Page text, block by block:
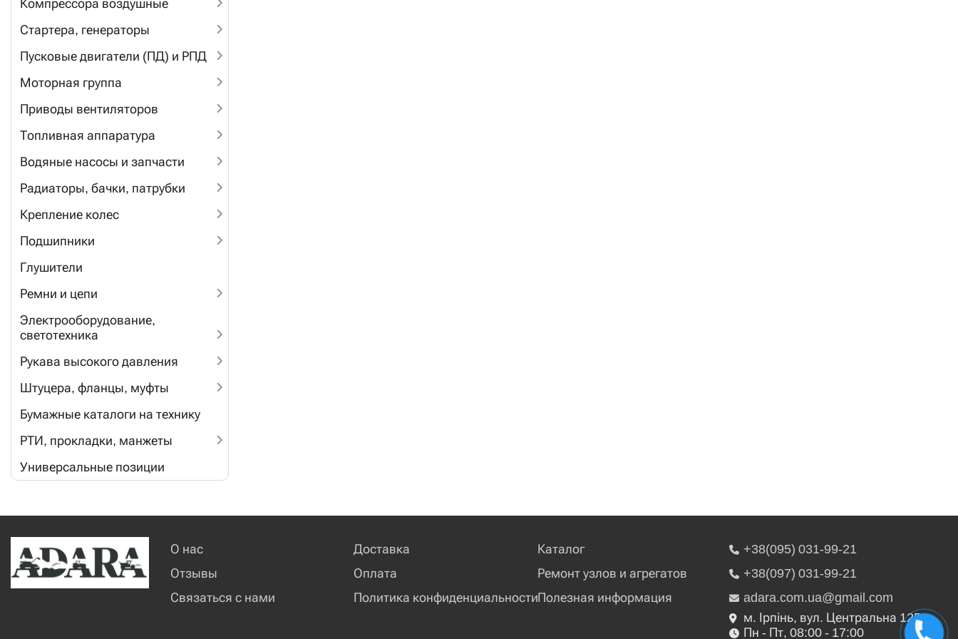
Компрессора воздушные
Стартера, генераторы
Пусковые двигатели (ПД) и РПД
Моторная группа
Приводы вентиляторов
Топливная аппаратура
Водяные насосы и запчасти
Радиаторы, бачки, патрубки
Крепление колес
Подшипники
Глушители
Ремни и цепи
Электрооборудование,
светотехника
Рукава высокого давления
Штуцера, фланцы, муфты
Бумажные каталоги на технику
РТИ, прокладки, манжеты
Универсальные позиции
О нас
Отзывы
Связаться с нами
Доставка
Оплата
Политика конфиденциальности
Каталог
Ремонт узлов и агрегатов
Полезная информация
+38(095) 031-99-21
+38(097) 031-99-21
adara.com.ua@gmail.com
м. Ірпінь, вул. Центральна 125
Пн - Пт, 08:00 - 17:00